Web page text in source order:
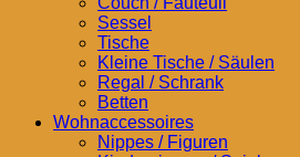
Sessel
Tische
Kleine Tische / Säulen
Regal / Schrank
Betten
Wohnaccessoires
Nippes / Figuren